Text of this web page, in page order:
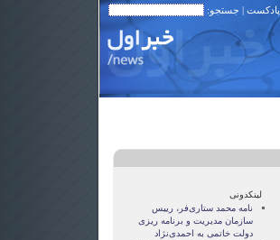
پادکست | جستجو:
لینکدونی
نامه محمد ستاری‌فر، رییس
سازمان مدیریت و برنامه ریزی
دولت خاتمی به احمدی‌نژاد